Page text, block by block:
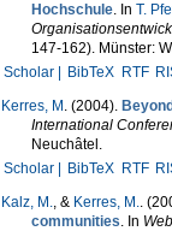
Hochschule. In T.
147-162). Münster:
Scholar |
BibTeX RTF
Kerres, M . (2004).
International
Neuchâtel.
Scholar |
BibTeX RTF
Kalz, M., & Kerres, M..
communities. In